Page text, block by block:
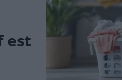
est